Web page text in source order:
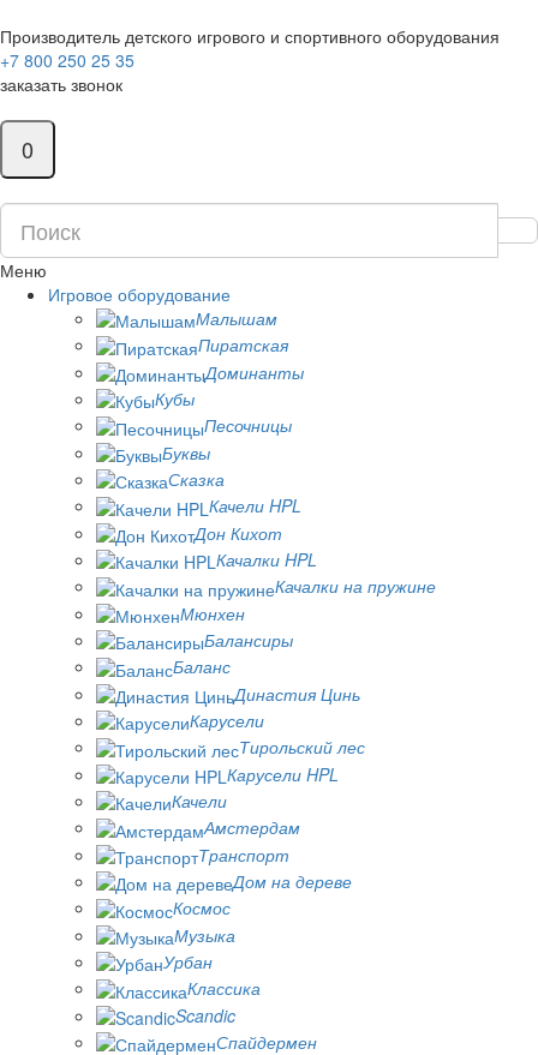
Производитель детского игрового и спортивного оборудования
+7 800 250 25 35
заказать звонок
0
Меню
Игровое оборудование
Малышам
Пиратская
Доминанты
Кубы
Песочницы
Буквы
Сказка
Качели HPL
Дон Кихот
Качалки HPL
Качалки на пружине
Мюнхен
Балансиры
Баланс
Династия Цинь
Карусели
Тирольский лес
Карусели HPL
Качели
Амстердам
Транспорт
Дом на дереве
Космос
Музыка
Урбан
Классика
Scandic
Спайдермен